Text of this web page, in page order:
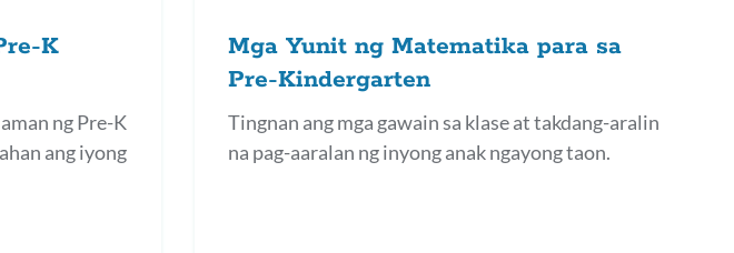
K
ng Pre-K
ang iyong
Mga Yunit ng Matematika para sa
Pre-Kindergarten
Tingnan ang mga gawain sa klase at takdang-aralin
na pag-aaralan ng inyong anak ngayong taon.